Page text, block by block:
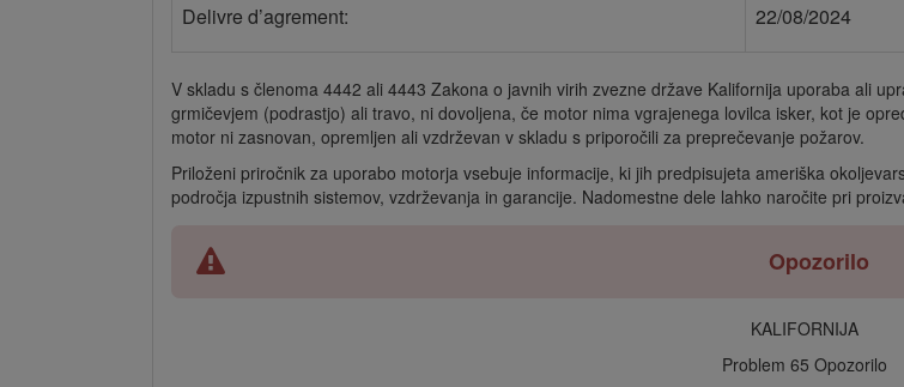
Delivre d’agrement: 22/08/2024
V skladu s členoma 4442 ali 4443 Zakona o javnih virih zvezne države Kalifornija uporaba ali
grmičevjem (podrastjo) ali travo, ni dovoljena, če motor nima vgrajenega lovilca isker, kot je
motor ni zasnovan, opremljen ali vzdrževan v skladu s priporočili za preprečevanje požarov.
Priloženi priročnik za uporabo motorja vsebuje informacije, ki jih predpisujeta ameriška
področja izpustnih sistemov, vzdrževanja in garancije. Nadomestne dele lahko naročite pri
Opozorilo
KALIFORNIJA
Problem 65 Opozorilo